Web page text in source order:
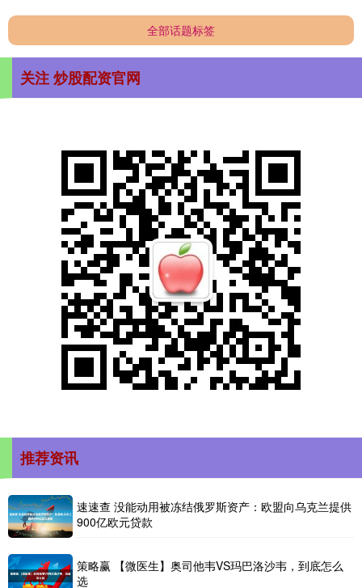
全部话题标签
关注 炒股配资官网
推荐资讯
速速查 没能动用被冻结俄罗斯资产：欧盟向乌克兰提供
900亿欧元贷款
策略赢 【微医生】奥司他韦VS玛巴洛沙韦，到底怎么
选